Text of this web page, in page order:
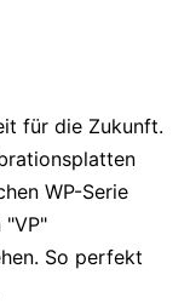
für die Zukunft.
WP-Serie
"VP"
So perfekt